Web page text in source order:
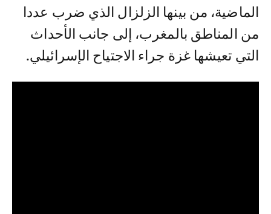
الماضية، من بينها الزلزال الذي ضرب عددا
من المناطق بالمغرب، إلى جانب الأحداث
التي تعيشها غزة جراء الاجتياح الإسرائيلي.